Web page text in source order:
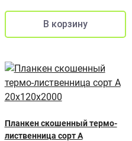
Планкен скошенный термо-
лиственница сорт А